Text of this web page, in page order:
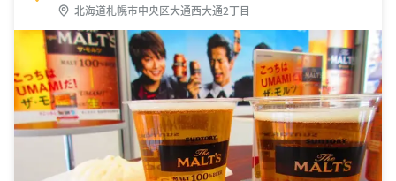
北海道札幌市中央区大通西大通2丁目